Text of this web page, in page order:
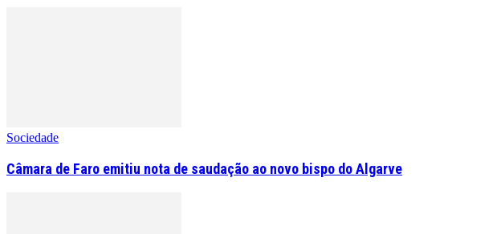
Sociedade
Câmara de Faro emitiu nota de saudação ao novo bispo do Algarve